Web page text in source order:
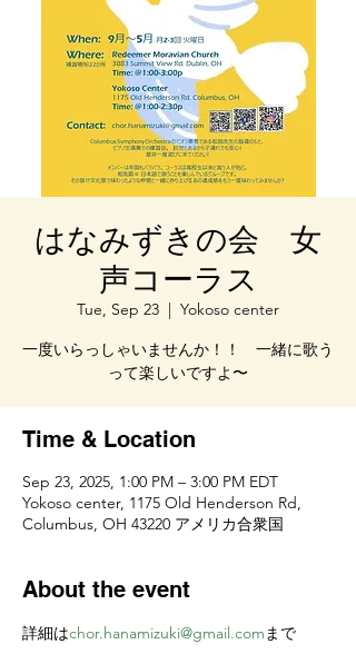
はなみずきの会 女
声コーラス
Tue, Sep 23
  |
Yokoso center
一度いらっしゃいませんか！！ 一緒に歌う
って楽しいですよ〜
Time & Location
Sep 23, 2025, 1:00 PM – 3:00 PM EDT
Yokoso center, 1175 Old Henderson Rd,
Columbus, OH 43220 アメリカ合衆国
About the event
詳細はchor.hanamizuki@gmail.comまで